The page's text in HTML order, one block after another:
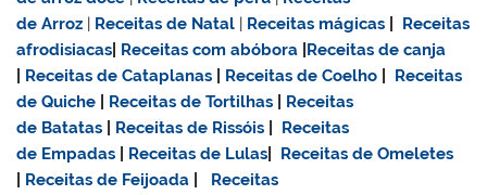
de Arroz | Receitas de Natal | Receitas mágicas
Receitas
afrodisiacas Receitas com abóbora Receitas de canja
Receitas de Cataplanas Receitas de Coelho
Receitas
de Quiche
Receitas de Tortilhas
Receitas
de Batatas
Receitas de Rissóis
Receitas
de Empadas
Receitas de Lulas
Receitas de Omeletes
Receitas de Feijoada
Receitas